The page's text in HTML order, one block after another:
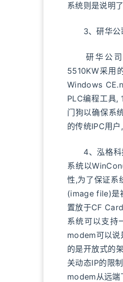
系统则是说明
3、研华公
研华公司的
5510KW采用
Windows
PLC编程工具,
门狗以确保系
的传统IPC用
4、泓格科技
系统以
性,为了保证系
(image file)是
置放于CF
系统可以支持
modem可以说
的是开放式的
关动态IP的限
modem从远端